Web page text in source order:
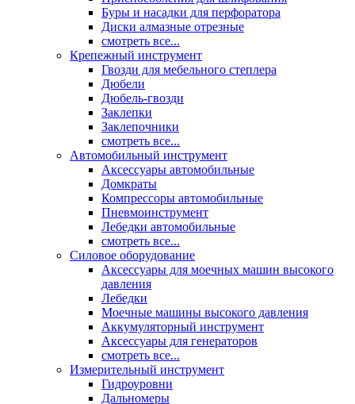
Буры и насадки для перфоратора
Диски алмазные отрезные
смотреть все...
Крепежный инструмент
Гвозди для мебельного степлера
Дюбели
Дюбель-гвозди
Заклепки
Заклепочники
смотреть все...
Автомобильный инструмент
Аксессуары автомобильные
Домкраты
Компрессоры автомобильные
Пневмоинструмент
Лебедки автомобильные
смотреть все...
Силовое оборудование
Аксессуары для моечных машин высокого
давления
Лебедки
Моечные машины высокого давления
Аккумуляторный инструмент
Аксессуары для генераторов
смотреть все...
Измерительный инструмент
Гидроуровни
Дальномеры